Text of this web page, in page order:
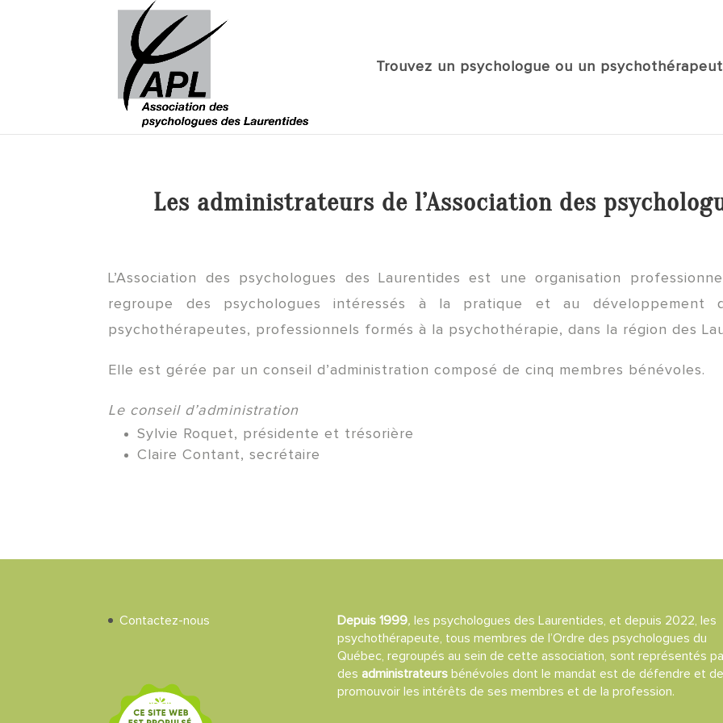
Trouvez un psychologue ou un
Les administrateurs de l’Association des
L’Association des psychologues des Laurentides est une organisation
regroupe des psychologues intéressés à la pratique et au développement
psychothérapeutes, professionnels formés à la psychothérapie, dans la région des
Elle est gérée par un conseil d’administration composé de cinq membres bénévoles.
Le conseil d’administration
Sylvie Roquet, présidente et trésorière
Claire Contant, secrétaire
Contactez-nous Depuis 1999, les psychologues des Laurentides, et depuis 2022, les
psychothérapeute, tous membres de l’Ordre des psychologues du
Québec, regroupés au sein de cette association, sont représentés
des administrateursbénévoles dont le mandat est de défendre et de
promouvoir les intérêts de ses membres et de la profession.